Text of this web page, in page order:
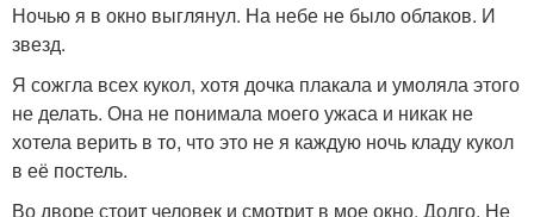
Ночью я в окно выглянул. На небе не было облаков. И
звезд.
Я сожгла всех кукол, хотя дочка плакала и умоляла этого
не делать. Она не понимала моего ужаса и никак не
хотела верить в то, что это не я каждую ночь кладу кукол
в её постель.
Во дворе стоит человек и смотрит в мое окно. Долго. Не